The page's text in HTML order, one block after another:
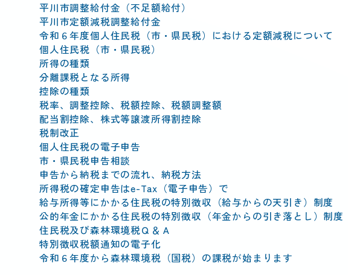
平川市調整給付金（不足額給付）
平川市定額減税調整給付金
令和６年度個人住民税（市・県民税）における定額減税について
個人住民税（市・県民税）
所得の種類
分離課税となる所得
控除の種類
税率、調整控除、税額控除、税額調整額
配当割控除、株式等譲渡所得割控除
税制改正
個人住民税の電子申告
市・県民税申告相談
申告から納税までの流れ、納税方法
所得税の確定申告はe-Tax（電子申告）で
給与所得等にかかる住民税の特別徴収（給与からの天引き）制度
公的年金にかかる住民税の特別徴収（年金からの引き落とし）制度
住民税及び森林環境税Ｑ＆Ａ
特別徴収税額通知の電子化
令和６年度から森林環境税（国税）の課税が始まります